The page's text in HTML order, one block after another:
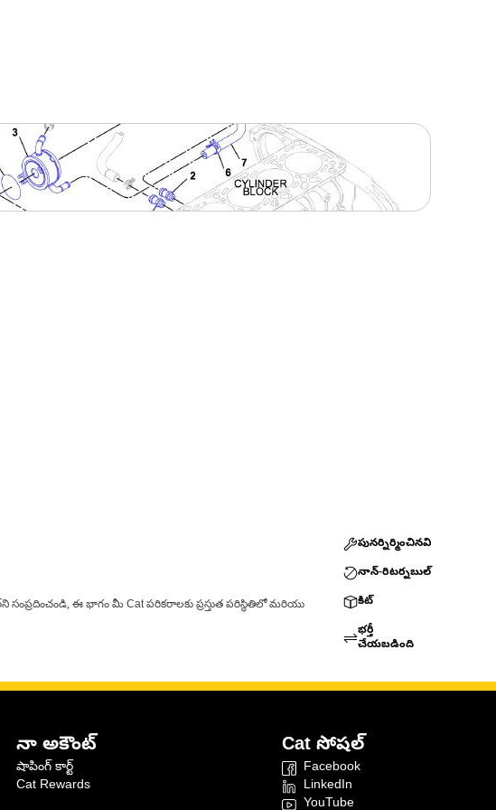
ఈ భాగం మీ Cat పరికరాలకు ప్రస్తుత పరిస్థితిలో మరియు
పునర్నిర్మించినవి
నాన్-రిటర్నబుల్
కిట్
భర్తీ
చేయబడింది
నా అకౌంట్
షాపింగ్ కార్ట్
Cat Rewards
Cat సోషల్
Facebook
LinkedIn
YouTube